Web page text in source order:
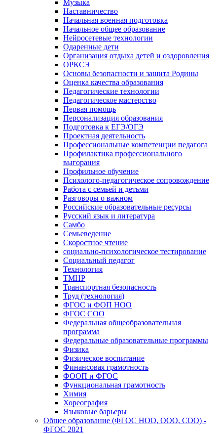
Музыка
Наставничество
Начальная военная подготовка
Начальное общее образование
Нейросетевые технологии
Одаренные дети
Организация отдыха детей и оздоровления
ОРКСЭ
Основы безопасности и защита Родины
Оценка качества образования
Педагогические технологии
Педагогическое мастерство
Первая помощь
Персонализация образования
Подготовка к ЕГЭ/ОГЭ
Проектная деятельность
Профессиональные компетенции педагога
Профилактика профессионального
выгорания
Профильное обучение
Психолого-педагогическое сопровождение
Работа с семьей и детьми
Разговоры о важном
Российские образовательные ресурсы
Русский язык и литература
Самбо
Семьеведение
Скоростное чтение
социально-психологическое тестирование
Социальный педагог
Технология
ТМНР
Транспортная безопасность
Труд (технология)
ФГОС и ФОП НОО
ФГОС СОО
Федеральная общеобразовательная
программа
Федеральные образовательные программы
Физика
Физическое воспитание
Финансовая грамотность
ФООП и ФГОС
Функциональная грамотность
Химия
Хореография
Языковые барьеры
Общее образование (ФГОС НОО, ООО, СОО) -
ФГОС 2021